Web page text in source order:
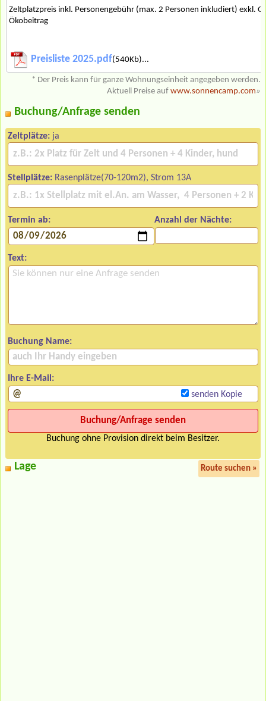
Zeltplatzpreis inkl. Personengebühr (max. 2 Personen inkludiert) exkl.
Ökobeitrag
Preisliste 2025.pdf(540Kb)...
* Der Preis kann für ganze Wohnungseinheit angegeben werden.
Aktuell Preise auf www.sonnencamp.com»
Buchung/Anfrage senden
Zeltplätze: ja
Stellplätze: Rasenplätze(70-120m2), Strom 13A
Termin ab: Anzahl der Nächte:
Text:
Buchung Name:
Ihre E-Mail:
senden Kopie
Buchung ohne Provision direkt beim Besitzer.
Lage Route suchen »